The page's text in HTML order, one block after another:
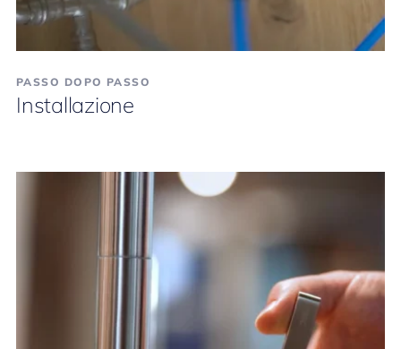
PASSO DOPO PASSO
Installazione